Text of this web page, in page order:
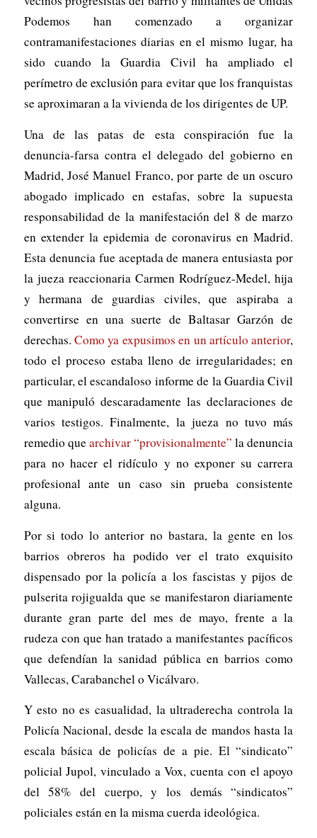
Podemos han comenzado a organizar
contramanifestaciones diarias en el mismo lugar, ha
sido cuando la Guardia Civil ha ampliado el
perímetro de exclusión para evitar que los franquistas
se aproximaran a la vivienda de los dirigentes de UP.
Una de las patas de esta conspiración fue la
denuncia-farsa contra el delegado del gobierno en
Madrid, José Manuel Franco, por parte de un oscuro
abogado implicado en estafas, sobre la supuesta
responsabilidad de la manifestación del 8 de marzo
en extender la epidemia de coronavirus en Madrid.
Esta denuncia fue aceptada de manera entusiasta por
la jueza reaccionaria Carmen Rodríguez-Medel, hija
y hermana de guardias civiles, que aspiraba a
convertirse en una suerte de Baltasar Garzón de
derechas. Como ya expusimos en un artículo anterior,
todo el proceso estaba lleno de irregularidades; en
particular, el escandaloso informe de la Guardia Civil
que manipuló descaradamente las declaraciones de
varios testigos. Finalmente, la jueza no tuvo más
remedio quearchivar “provisionalmente” la denuncia
para no hacer el ridículo y no exponer su carrera
profesional ante un caso sin prueba consistente
alguna.
Por si todo lo anterior no bastara, la gente en los
barrios obreros ha podido ver el trato exquisito
dispensado por la policía a los fascistas y pijos de
pulserita rojigualda que se manifestaron diariamente
durante gran parte del mes de mayo, frente a la
rudeza con que han tratado a manifestantes pacíficos
que defendían la sanidad pública en barrios como
Vallecas, Carabanchel o Vicálvaro.
Y esto no es casualidad, la ultraderecha controla la
Policía Nacional, desde la escala de mandos hasta la
escala básica de policías de a pie. El “sindicato”
policial Jupol, vinculado a Vox, cuenta con el apoyo
del 58% del cuerpo, y los demás “sindicatos”
policiales están en la misma cuerda ideológica.